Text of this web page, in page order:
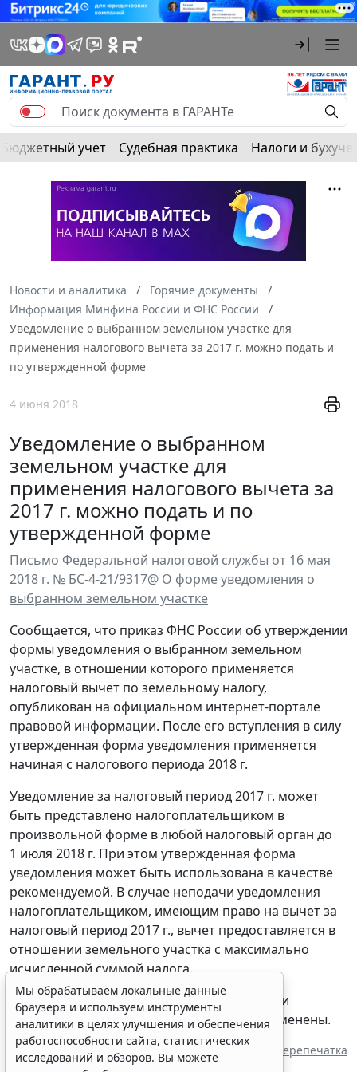
Бюджетный учет Судебная практика Налоги и
Новости и аналитика
Горячие документы
Информация Минфина России и ФНС России
Уведомление о выбранном земельном участке для
применения налогового вычета за 2017 г. можно подать и
по утвержденной форме
4 июня 2018
Уведомление о выбранном
земельном участке для
применения налогового вычета за
2017 г. можно подать и по
утвержденной форме
Письмо Федеральной налоговой службы от 16 мая
2018 г. № БС-4-21/9317@ О форме уведомления о
выбранном земельном участке
Сообщается, что приказ ФНС России об утверждении
формы уведомления о выбранном земельном
участке, в отношении которого применяется
налоговый вычет по земельному налогу,
опубликован на официальном интернет-портале
правовой информации. После его вступления в силу
утвержденная форма уведомления применяется
начиная с налогового периода 2018 г.
Уведомление за налоговый период 2017 г. может
быть представлено налогоплательщиком в
произвольной форме в любой налоговый орган до
1 июля 2018 г. При этом утвержденная форма
уведомления может быть использована в качестве
рекомендуемой. В случае неподачи уведомления
налогоплательщиком, имеющим право на вычет за
налоговый период 2017 г., вычет предоставляется в
отношении земельного участка с максимально
исчисленной суммой налога.
Ранее направленные письмами ФНС России
рекомендованные формы уведомлений отменены.
Источник: ИА "ГАРАНТ" Перепечатка
Мы обрабатываем локальные данные
браузера и используем инструменты
аналитики в целях улучшения и обеспечения
работоспособности сайта, статистических
исследований и обзоров. Вы можете